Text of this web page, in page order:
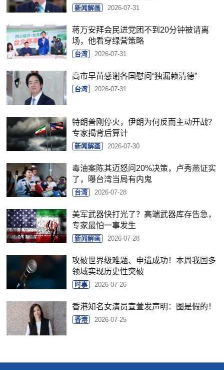
新闻解画 2026-07-31
蒋万安拜会民进党团不到20分钟被请离
场，他看穿绿营策略
台湾 2026-07-31
高市早苗感谢各国慰问“独漏赖清德”
台湾 2026-07-31
特朗普刚停火，伊朗为何反而主动开战？
专家揭背后算计
新闻解画 2026-07-30
毒油案陈其迈怒问20%决策，卢秀燕证实
了，曝台湾当局有内鬼
台湾 2026-07-28
美军武器快打光了？高端武器库存告急，
专家最怕一事发生
新闻解画 2026-07-28
攻破世界级难题、申遗成功！本周我国多
领域实现历史性突破
时事 2026-07-26
香港知名女演员宣萱发声明：图是假的！
香港 2026-07-25